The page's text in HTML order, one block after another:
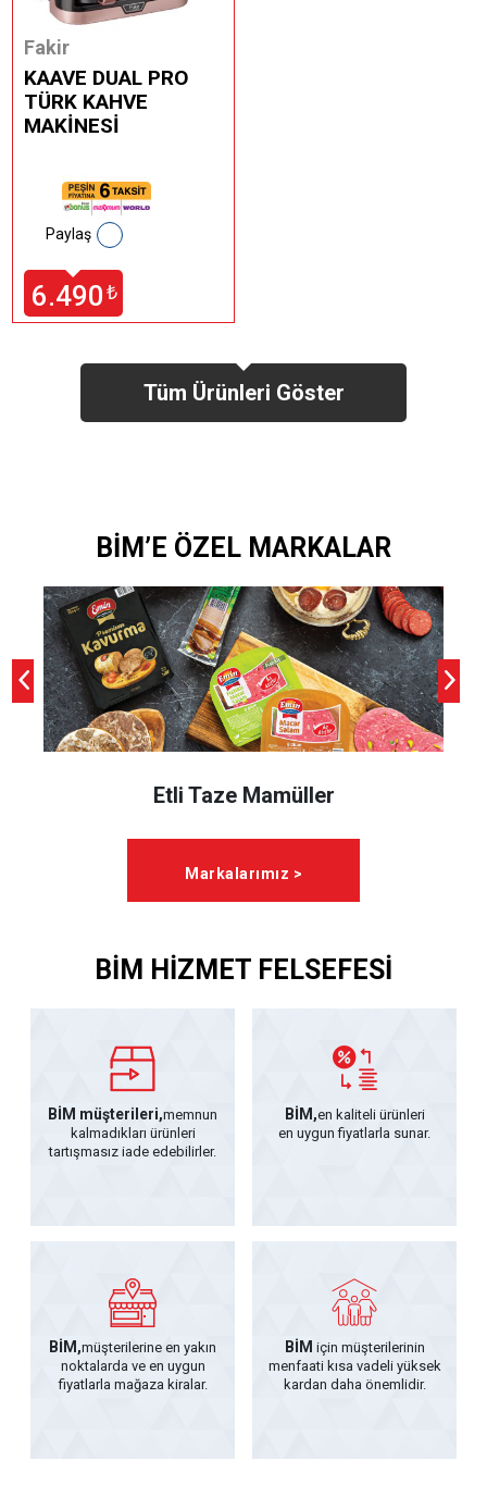
Fakir
KAAVE DUAL PRO
TÜRK KAHVE
MAKİNESİ
6.490 ₺
Paylaş
Tüm Ürünleri Göster
BİM’E ÖZEL MARKALAR
Etli Taze Mamüller
Markalarımız >
BİM HİZMET FELSEFESİ
BİM müşterileri,memnun
kalmadıkları ürünleri
tartışmasız iade edebilirler.
BİM,en kaliteli ürünleri
en uygun fiyatlarla sunar.
BİM,müşterilerine en yakın
noktalarda ve en uygun
fiyatlarla mağaza kiralar.
BİM için müşterilerinin
menfaati kısa vadeli yüksek
kardan daha önemlidir.